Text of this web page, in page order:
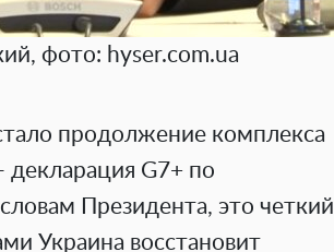
фото: hyser.com.ua
продолжение комплекса
декларация G7+ по
Президента, это четкий
Украина восстановит